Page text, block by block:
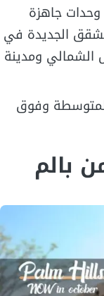
جاهزة
الجديدة في
الشمالي ومدينة
وفوق
بالم